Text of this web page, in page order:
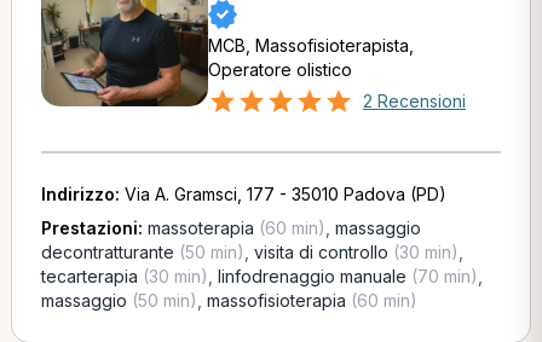
MCB, Massofisioterapista,
Operatore olistico
2 Recensioni
Indirizzo: Via A. Gramsci, 177 - 35010 Padova (PD)
Prestazioni: massoterapia (60 min) massaggio
decontratturante (50 min) visita di controllo (30 min)
tecarterapia (30 min) linfodrenaggio manuale (70 min)
massaggio (50 min) massofisioterapia (60 min)